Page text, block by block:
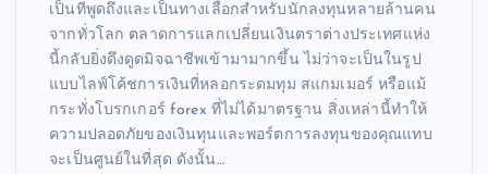
เป็นที่พูดถึงและเป็นทางเลือกสำหรับนักลงทุนหลายล้านคน
จากทั่วโลก ตลาดการแลกเปลี่ยนเงินตราต่างประเทศแห่ง
นี้กลับยิ่งดึงดูดมิจฉาชีพเข้ามามากขึ้น ไม่ว่าจะเป็นในรูป
แบบไลฟ์โค้ชการเงินที่หลอกระดมทุม สแกมเมอร์ หรือแม้
กระทั่งโบรกเกอร์ forex ที่ไม่ได้มาตรฐาน สิ่งเหล่านี้ทำให้
ความปลอดภัยของเงินทุนและพอร์ตการลงทุนของคุณแทบ
จะเป็นศูนย์ในที่สุด ดังนั้น…